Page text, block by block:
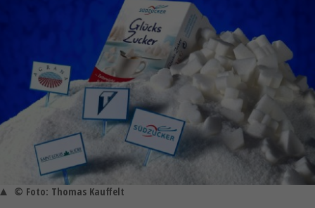
© Foto: Thomas Kauffelt